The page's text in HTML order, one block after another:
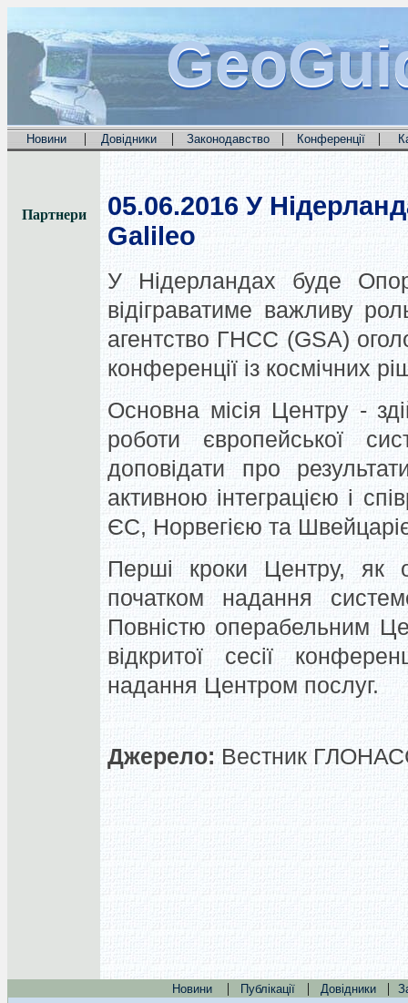
Новини | Довідники | Законодавство | Конференції |
Партнери 05.06.2016 У
Galileo
У Нідерландах буде
відіграватиме важливу
агентство ГНСС (GSA)
конференції із космічних
Основна місія Центру -
роботи європейської
доповідати про
активною інтеграцією і
ЄС, Норвегією та
Перші кроки Центру, як
початком надання
Повністю операбельним
відкритої сесії
надання Центром послуг.
Джерело: Вестник
Новини | Публікації | Довідники |